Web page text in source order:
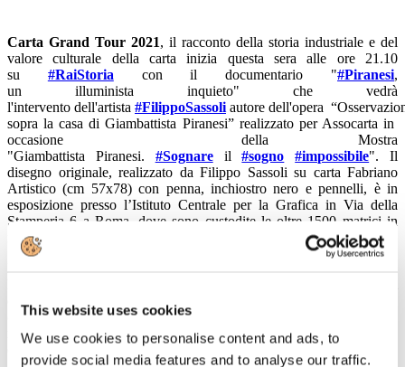
This website uses cookies
We use cookies to personalise content and ads, to
provide social media features and to analyse our traffic.
Carta Grand Tour 2021, il racconto della storia industriale e del
valore culturale della carta inizia questa sera alle
ore 21.10
su #RaiStoria con il documentario "#Piranesi,
un illuminista inquieto" che vedrà
l'intervento dell'artista #FilippoSassoli autore dell'opera
sopra la casa di Giambattista Piranesi” realizzato per Assocarta in
occasione della Mostra
"Giambattista Piranesi. #Sognareil#sogno #impossibile". Il
disegno originale, realizzato da Filippo Sassoli su carta Fabriano
Artistico (cm 57x78) con penna, inchiostro nero e pennelli, è in
esposizione presso l’Istituto Centrale per la Grafica in Via della
Stamperia 6 a Roma, dove sono custodite le oltre 1500 matrici in
rame, opera di Piranesi.
contemporanea lerovine classiche raccolte a Roma.Con questo
messaggio di#rinascitache rende ancora più attuale l'opera
dell'artista, iniziamo Carta Gran Tour 2021. Buona visione.